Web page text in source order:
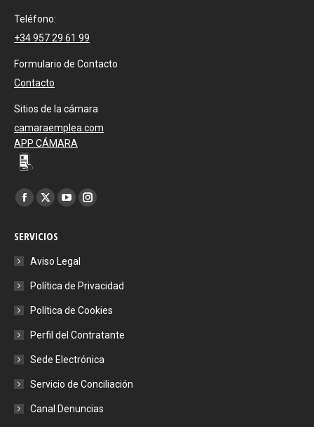
Teléfono:
+34 957 29 61 99
Formulario de Contacto
Contacto
Sitios de la cámara
camaraemplea.com
APP CÁMARA
Encuéntranos en:
Facebook
opens
in
new
X
opens
in
YouTube
in
Instagram
SERVICIOS
Aviso Legal
Política de Privacidad
Política de Cookies
Perfil del Contratante
Sede Electrónica
Servicio de Conciliación
Canal Denuncias